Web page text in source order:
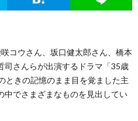
せ
コウさん、坂口健太郎さん、橋本
司さんらが出演するドラマ「35歳
ときの記憶のまま目を覚ました主
中でさまざまなものを見出してい